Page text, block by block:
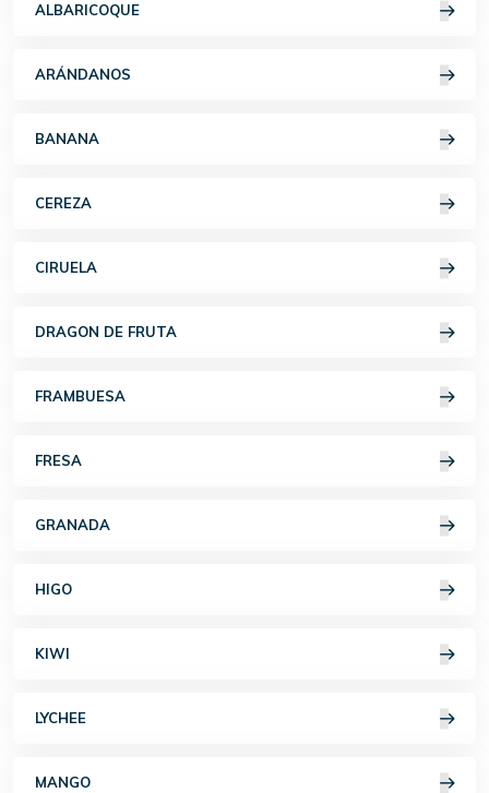
ALBARICOQUE
ARÁNDANOS
BANANA
CEREZA
CIRUELA
DRAGON DE FRUTA
FRAMBUESA
FRESA
GRANADA
HIGO
KIWI
LYCHEE
MANGO